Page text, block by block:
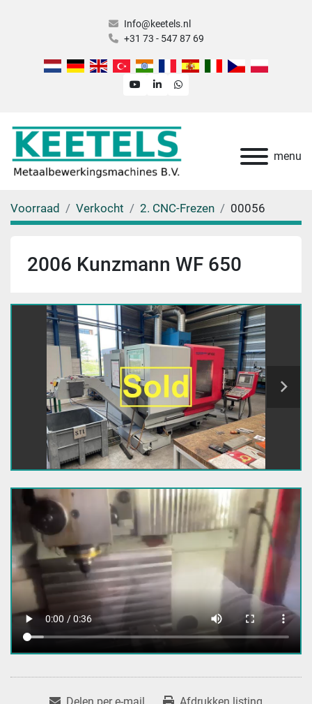
Info@keetels.nl
+31 73 - 547 87 69
youtubelinkedinwhatsapp
menu
Voorraad Verkocht 2. CNC-Frezen 00056
2006 Kunzmann WF 650